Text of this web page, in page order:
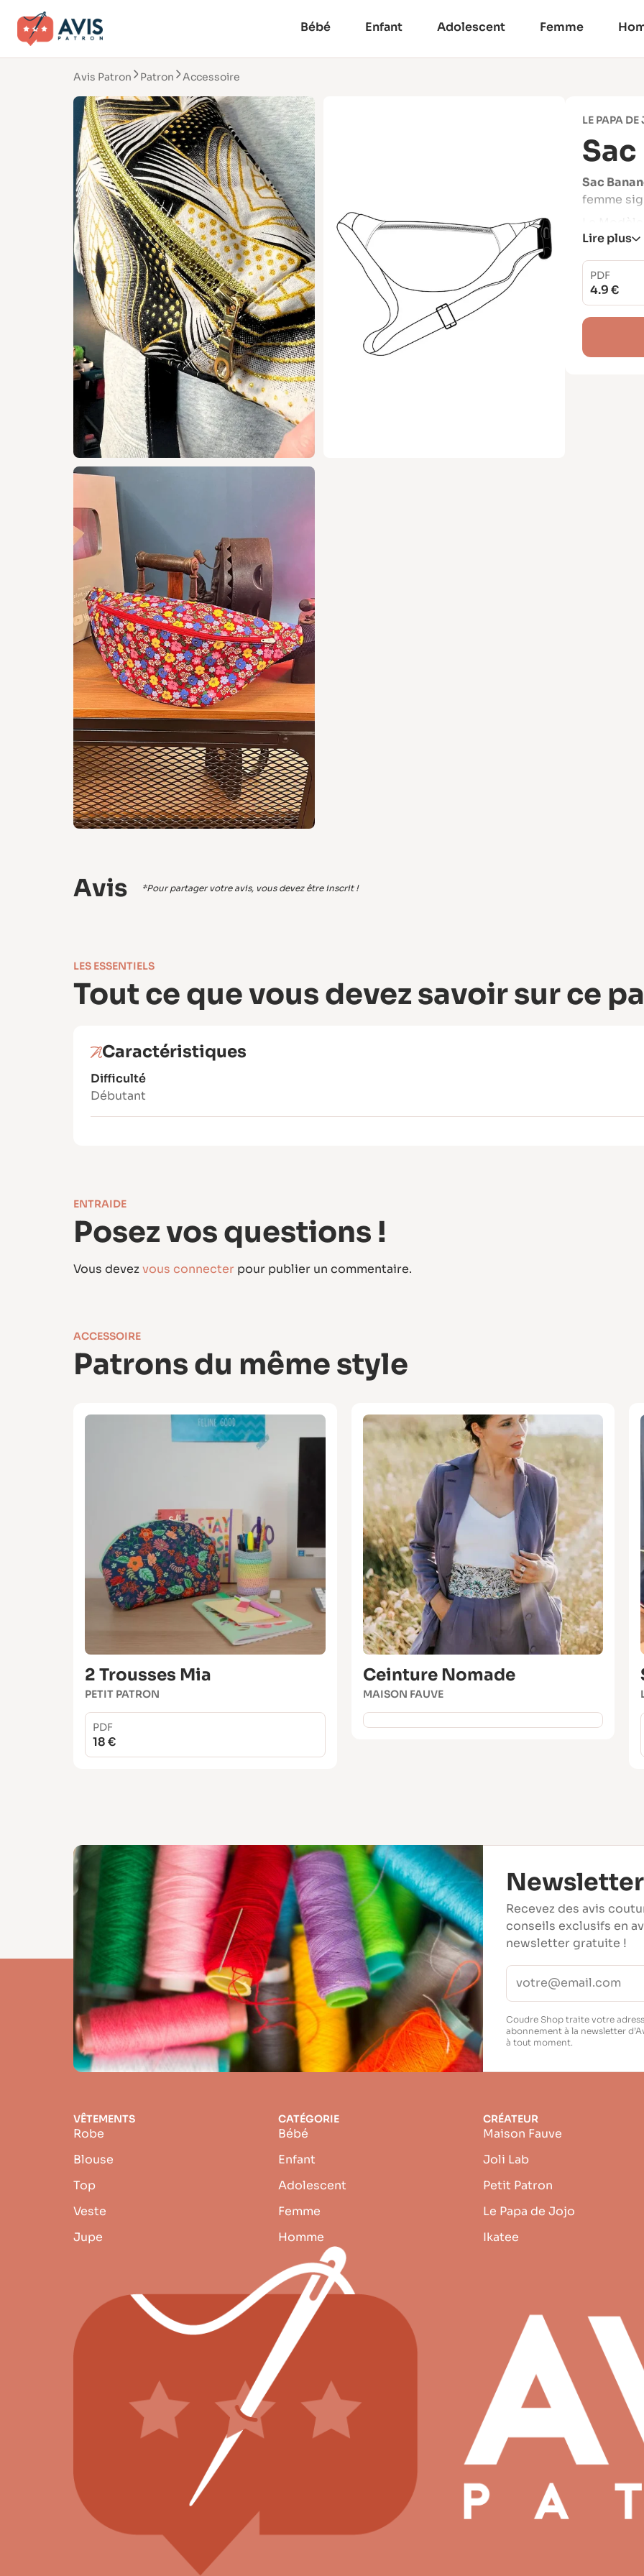
Bébé Enfant Adolescent Femme
Avis Patron Patron Accessoire
LE PAPA
Sac
femme
monde
incluses :
cm) et
plus
glissière
Ce
Lire plus
PDF
4.9 €
Avis *Pour partager votre avis, vous devez être inscrit !
LES ESSENTIELS
Tout ce que vous devez savoir sur ce
Caractéristiques
Difficulté
Débutant
ENTRAIDE
Posez vos questions !
Vous devezvous connecter pour publier un commentaire.
ACCESSOIRE
Patrons du même style
2 Trousses Mia
PETIT PATRON
PDF
18 €
Ceinture Nomade
MAISON FAUVE
Newsletter
Recevez des avis
conseils exclusifs en
newsletter gratuite !
Coudre Shop traite votre
abonnement à la newsletter
à tout moment.
VÊTEMENTS
Robe
Blouse
Top
Veste
Jupe
CATÉGORIE
Bébé
Enfant
Adolescent
Femme
Homme
CRÉATEUR
Maison Fauve
Joli Lab
Petit Patron
Le Papa de Jojo
Ikatee